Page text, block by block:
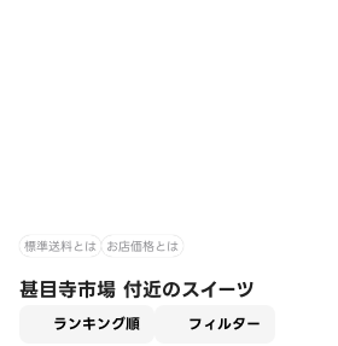
標準送料とは お店価格とは
甚目寺市場 付近のスイーツ
ランキング順 フィルター